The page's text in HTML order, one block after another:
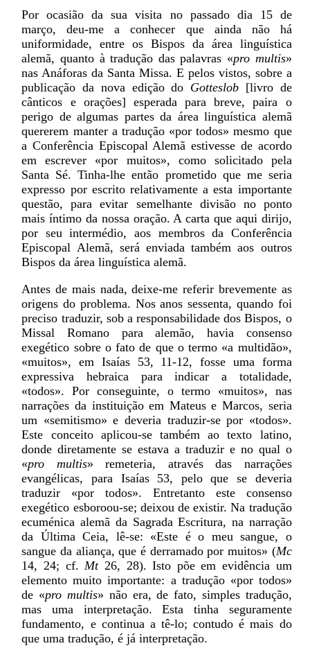
Por ocasião da sua visita no passado dia 15 de
março, deu-me a conhecer que ainda não há
uniformidade, entre os Bispos da área linguística
alemã, quanto à tradução das palavras «pro multis»
nas Anáforas da Santa Missa. E pelos vistos, sobre a
publicação da nova edição do Gotteslob [livro de
cânticos e orações] esperada para breve, paira o
perigo de algumas partes da área linguística alemã
quererem manter a tradução «por todos» mesmo que
a Conferência Episcopal Alemã estivesse de acordo
em escrever «por muitos», como solicitado pela
Santa Sé. Tinha-lhe então prometido que me seria
expresso por escrito relativamente a esta importante
questão, para evitar semelhante divisão no ponto
mais íntimo da nossa oração. A carta que aqui dirijo,
por seu intermédio, aos membros da Conferência
Episcopal Alemã, será enviada também aos outros
Bispos da área linguística alemã.
Antes de mais nada, deixe-me referir brevemente as
origens do problema. Nos anos sessenta, quando foi
preciso traduzir, sob a responsabilidade dos Bispos, o
Missal Romano para alemão, havia consenso
exegético sobre o fato de que o termo «a multidão»,
«muitos», em Isaías 53, 11-12, fosse uma forma
expressiva hebraica para indicar a totalidade,
«todos». Por conseguinte, o termo «muitos», nas
narrações da instituição em Mateus e Marcos, seria
um «semitismo» e deveria traduzir-se por «todos».
Este conceito aplicou-se também ao texto latino,
donde diretamente se estava a traduzir e no qual o
«pro multis» remeteria, através das narrações
evangélicas, para Isaías 53, pelo que se deveria
traduzir «por todos». Entretanto este consenso
exegético esboroou-se; deixou de existir. Na tradução
ecuménica alemã da Sagrada Escritura, na narração
da Última Ceia, lê-se: «Este é o meu sangue, o
sangue da aliança, que é derramado por muitos» (Mc
14, 24; cf. Mt 26, 28). Isto põe em evidência um
elemento muito importante: a tradução «por todos»
de «pro multis» não era, de fato, simples tradução,
mas uma interpretação. Esta tinha seguramente
fundamento, e continua a tê-lo; contudo é mais do
que uma tradução, é já interpretação.